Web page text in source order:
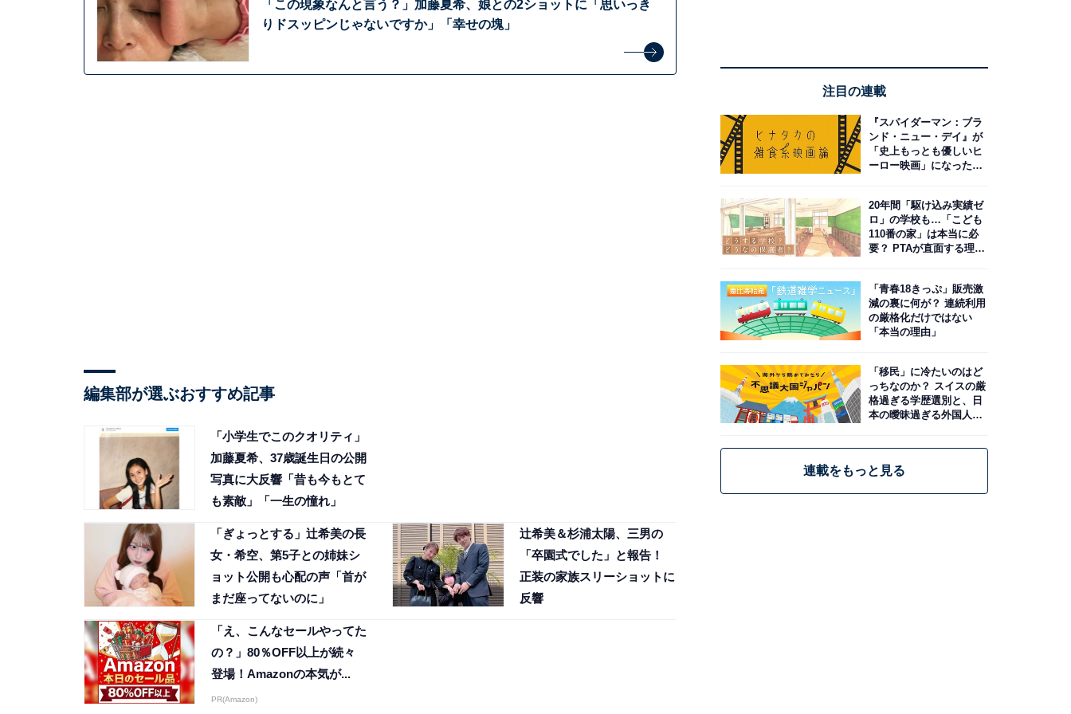
「この現象なんと言う？」加藤夏希、娘との2ショットに「思いっき
りドスッピンじゃないですか」「幸せの塊」
編集部が選ぶおすすめ記事
「小学生でこのクオリティ」
加藤夏希、37歳誕生日の公開
写真に大反響「昔も今もとて
も素敵」「一生の憧れ」
「ぎょっとする」辻希美の長
女・希空、第5子との姉妹シ
ョット公開も心配の声「首が
まだ座ってないのに」
辻希美＆杉浦太陽、三男の
「卒園式でした」と報告！
正装の家族スリーショットに
反響
「え、こんなセールやってた
の？」80％OFF以上が続々
登場！Amazonの本気が...
PR(Amazon)
注目の連載
『スパイダーマン：ブラ
ンド・ニュー・デイ』が
「史上もっとも優しいヒ
ーロー映画」になった理
20年間「駆け込み実績ゼ
ロ」の学校も…「こども
110番の家」は本当に必
要？ PTAが直面する理想
「青春18きっぷ」販売激
減の裏に何が？ 連続利用
の厳格化だけではない
「本当の理由」
「移民」に冷たいのはど
っちなのか？ スイスの厳
格過ぎる学歴選別と、日
本の曖昧過ぎる外国人政
連載をもっと見る